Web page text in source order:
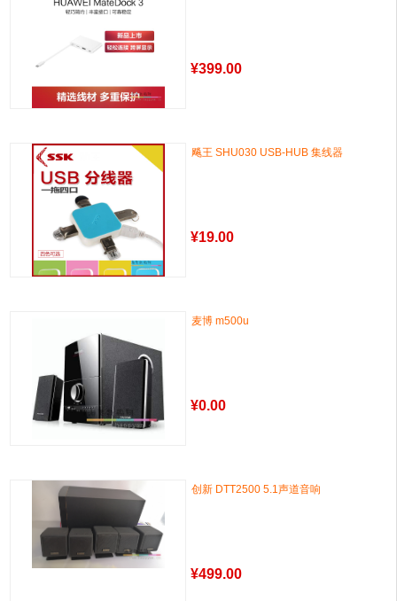
¥399.00
飚王 SHU030 USB-HUB 集线器
¥19.00
麦博 m500u
¥0.00
创新 DTT2500 5.1声道音响
¥499.00